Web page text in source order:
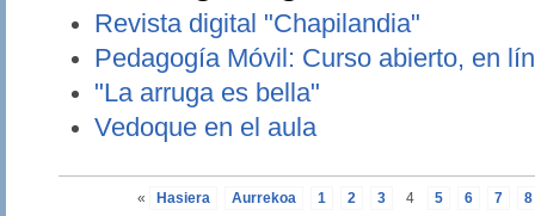
Revista digital "Chapilandia"
Pedagogía Móvil: Curso abierto, en
"La arruga es bella"
Vedoque en el aula
« Hasiera Aurrekoa 1 2 3 4 5 6 7 8